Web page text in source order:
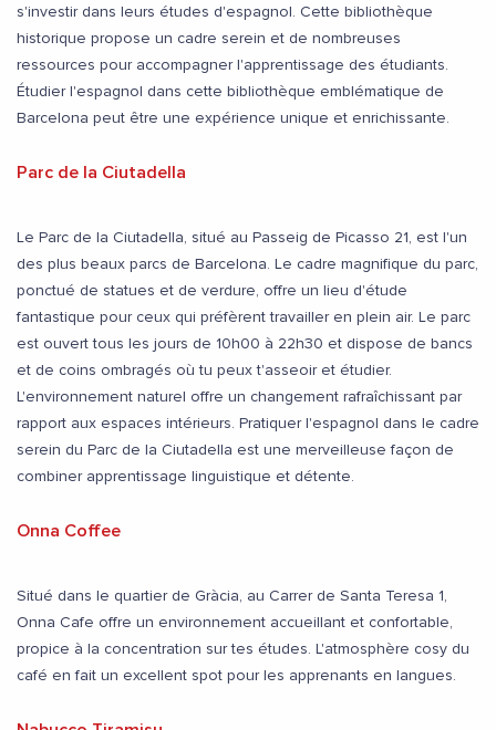
s'investir dans leurs études d'espagnol. Cette bibliothèque
historique propose un cadre serein et de nombreuses
ressources pour accompagner l'apprentissage des étudiants.
Étudier l'espagnol dans cette bibliothèque emblématique de
Barcelona peut être une expérience unique et enrichissante.
Parc de la Ciutadella
Le Parc de la Ciutadella, situé au Passeig de Picasso 21, est l'un
des plus beaux parcs de Barcelona. Le cadre magnifique du parc,
ponctué de statues et de verdure, offre un lieu d'étude
fantastique pour ceux qui préfèrent travailler en plein air. Le parc
est ouvert tous les jours de 10h00 à 22h30 et dispose de bancs
et de coins ombragés où tu peux t'asseoir et étudier.
L'environnement naturel offre un changement rafraîchissant par
rapport aux espaces intérieurs. Pratiquer l'espagnol dans le cadre
serein du Parc de la Ciutadella est une merveilleuse façon de
combiner apprentissage linguistique et détente.
Onna Coffee
Situé dans le quartier de Gràcia, au Carrer de Santa Teresa 1,
Onna Cafe offre un environnement accueillant et confortable,
propice à la concentration sur tes études. L'atmosphère cosy du
café en fait un excellent spot pour les apprenants en langues.